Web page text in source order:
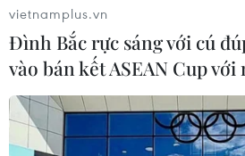
TIN LIÊN QUAN
vietnamplus.vn
Đình Bắc rực sáng với cú
vào bán kết ASEAN Cup